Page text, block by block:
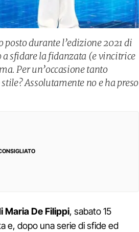
durante l’edizione 2021 di
sfidare la fidanzata (e vincitrice
Per un’occasione tanto
Assolutamente no e ha preso
Maria De Filippi, sabato 15
e, dopo una serie di sfide ed